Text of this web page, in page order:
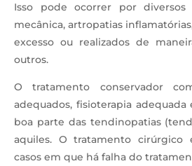
Isso pode ocorrer por diversos
mecânica, artropatias
excesso ou realizados de
outros.
O tratamento conservador
adequados, fisioterapia adequada
boa parte das tendinopatias
aquiles. O tratamento cirúrgico
casos em que há falha do